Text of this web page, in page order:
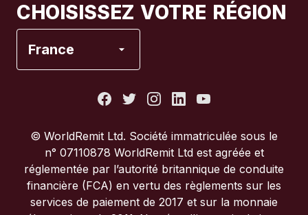
CHOISISSEZ VOTRE RÉGION
France
Italie
Portugal
© WorldRemit Ltd. Société immatriculée sous le
n° 07110878 WorldRemit Ltd est agréée et
réglementée par l’autorité britannique de conduite
financière (FCA) en vertu des règlements sur les
services de paiement de 2017 et sur la monnaie